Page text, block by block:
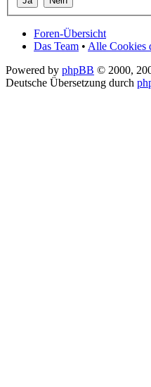
Foren-Übersicht
Das Team • Alle Cookies
Powered by phpBB © 2000,
Deutsche Übersetzung durch